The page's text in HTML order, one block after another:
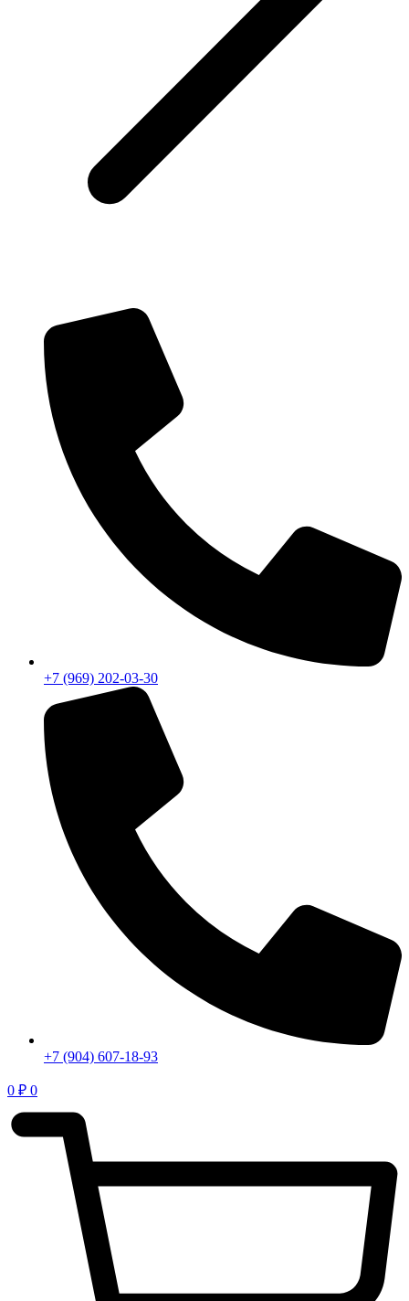
+7 (969) 202-03-30
+7 (904) 607-18-93
0 ₽ 0